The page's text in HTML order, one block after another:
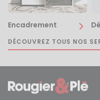
Encadrement
DÉCOUVREZ TOUS NOS